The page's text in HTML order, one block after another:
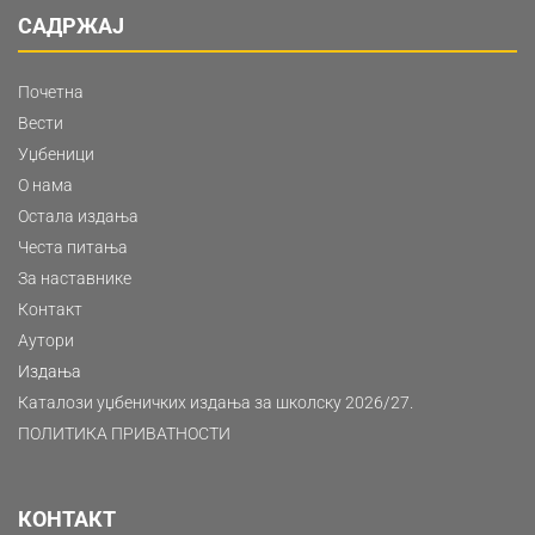
САДРЖАЈ
Почетна
Вести
Уџбеници
О нама
Остала издања
Честа питања
За наставнике
Контакт
Аутори
Издања
Каталози уџбеничких издања за школску 2026/27.
ПОЛИТИКА ПРИВАТНОСТИ
КОНТАКТ